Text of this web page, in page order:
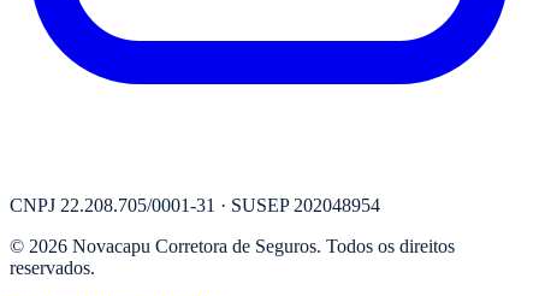
CNPJ 22.208.705/0001-31 · SUSEP 202048954
© 2026 Novacapu Corretora de Seguros. Todos os direitos
reservados.